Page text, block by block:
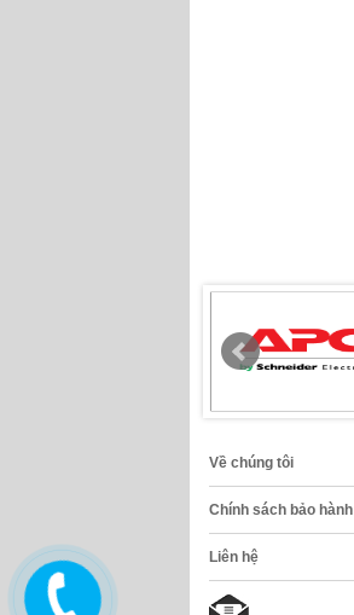
Về chúng tôi
Chính sách bảo hành
Liên hệ